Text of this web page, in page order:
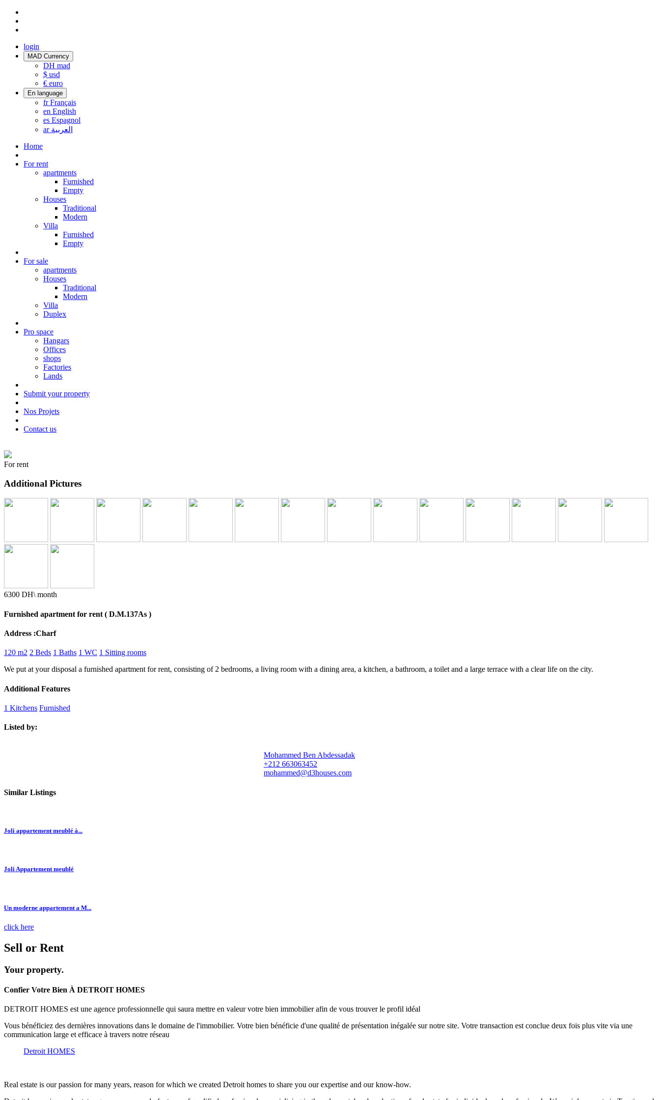
login
MAD Currency
DH mad
$ usd
€ euro
En language
frFrançais
en English
es Espagnol
ar العربية
Home
For rent
apartments
Furnished
Empty
Houses
Traditional
Modern
Villa
Furnished
Empty
For sale
apartments
Houses
Traditional
Modern
Villa
Duplex
Pro space
Hangars
Offices
shops
Factories
Lands
Submit your property
Nos Projets
Contact us
For rent
Additional Pictures
6300 DH\ month
Furnished apartment for rent ( D.M.137As )
Address :Charf
120 m2 2 Beds 1 Baths 1 WC 1 Sitting rooms
We put at your disposal a furnished apartment for rent, consisting of 2 bedrooms, a living room with a dining area, a kitchen, a bathroom, a toilet and a large terrace with a clear life on the city.
Additional Features
1 Kitchens Furnished
Listed by:
Mohammed Ben Abdessadak
+212 663063452
mohammed@d3houses.com
Similar Listings
Joli appartement meublé à...
Joli Appartement meublé
Un moderne appartement a M...
click here
Sell or Rent
Your property.
Confier Votre Bien À DETROIT HOMES
DETROIT HOMES est une agence professionnelle qui saura mettre en valeur votre bien immobilier afin de vous trouver le profil idéal
Vous bénéficiez des dernières innovations dans le domaine de l'immobilier. Votre bien bénéficie d'une qualité de présentation inégalée sur notre site. Votre transaction est conclue deux fois plus vite via une
communication large et efficace à travers notre réseau
Detroit HOMES
Real estate is our passion for many years, reason for which we created Detroit homes to share you our expertise and our know-how.